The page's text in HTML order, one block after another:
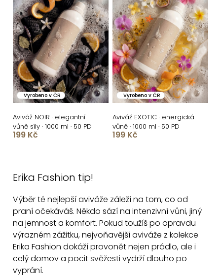
Vyrobeno v ČR
Aviváž NOIR · elegantní
vůně síly · 1000 ml · 50 PD
199 Kč
Vyrobeno v ČR
Aviváž EXOTIC · energická
vůně · 1000 ml · 50 PD
199 Kč
á
d
a
c
í
p
Erika Fashion tip!
Výběr té nejlepší aviváže záleží na tom, co od
praní očekáváš. Někdo sází na intenzivní vůni, jiný
na jemnost a komfort. Pokud toužíš po opravdu
výrazném zážitku, nejvoňavější aviváže z kolekce
Erika Fashion dokáží provonět nejen prádlo, ale i
celý domov a pocit svěžesti vydrží dlouho po
vyprání.